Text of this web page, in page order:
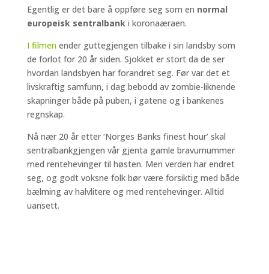
Egentlig er det bare å oppføre seg som en normal
europeisk sentralbanki koronaæraen.
I filmen ender guttegjengen tilbake i sin landsby som
de forlot for 20 år siden. Sjokket er stort da de ser
hvordan landsbyen har forandret seg. Før var det et
livskraftig samfunn, i dag bebodd av zombie-liknende
skapninger både på puben, i gatene og i bankenes
regnskap.
Nå nær 20 år etter ‘Norges Banks finest hour’ skal
sentralbankgjengen vår gjenta gamle bravurnummer
med rentehevinger til høsten. Men verden har endret
seg, og godt voksne folk bør være forsiktig med både
bælming av halvlitere og med rentehevinger. Alltid
uansett.